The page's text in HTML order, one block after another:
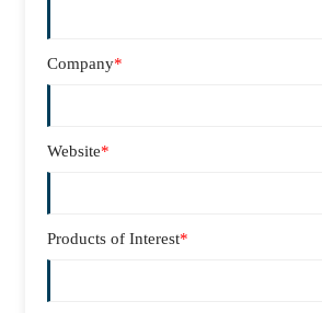
Company*
Website*
Products of Interest*